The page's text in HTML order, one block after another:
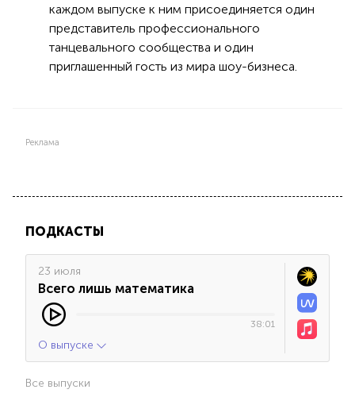
каждом выпуске к ним присоединяется один
представитель профессионального
танцевального сообщества и один
приглашенный гость из мира шоу-бизнеса.
Реклама
ПОДКАСТЫ
23 июля
Всего лишь математика
38:01
О выпуске
Все выпуски